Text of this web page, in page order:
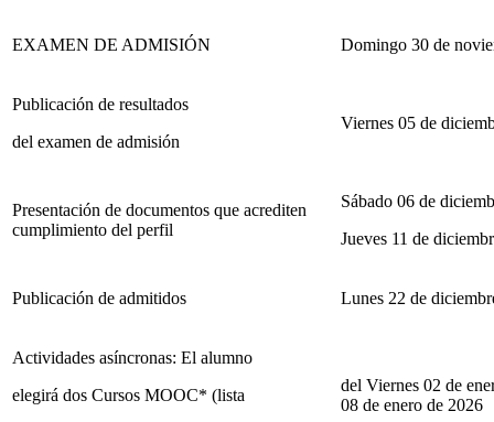
EXAMEN DE ADMISIÓN Domingo 30 de
Publicación de resultados
del examen de admisión
Viernes 05 de
Presentación de documentos que acrediten
cumplimiento del perfil
Sábado 06 de
Jueves 11 de
Publicación de admitidos Lunes 22 de
Actividades asíncronas: El alumno
elegirá dos Cursos MOOC* (lista
del Viernes 02 de
08 de enero de 2026